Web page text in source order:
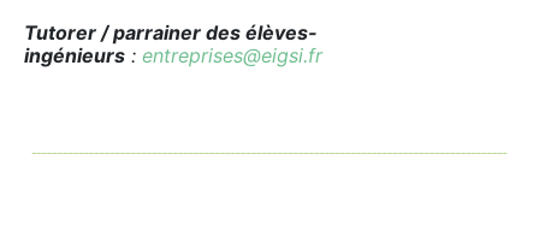
Tutorer / parrainer des élèves-
ingénieurs : entreprises@eigsi.fr